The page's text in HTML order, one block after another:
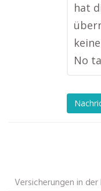
hat
No
Versicherungen in der